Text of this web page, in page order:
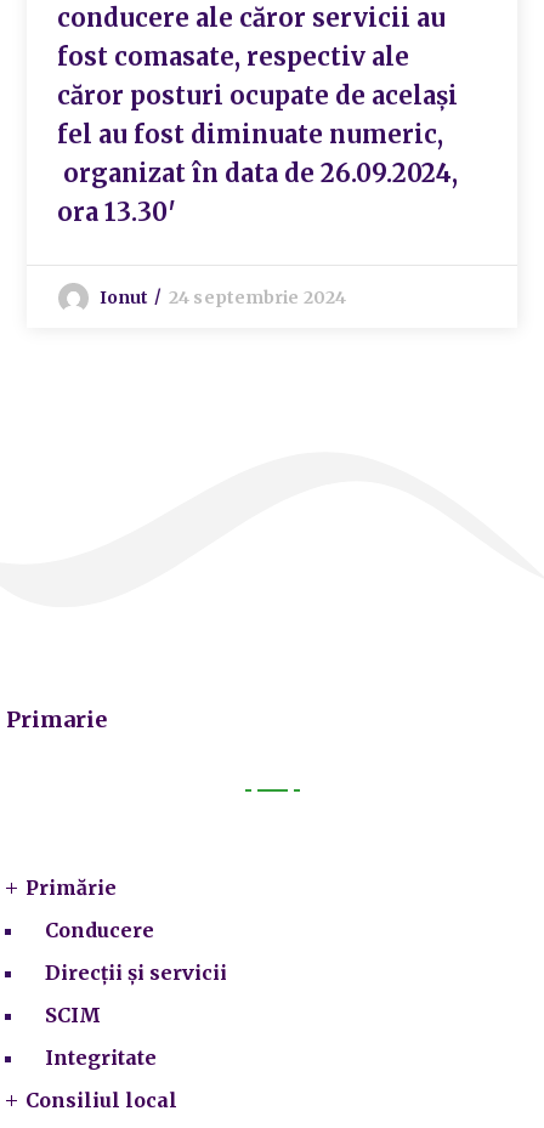
conducere ale căror servicii au
fost comasate, respectiv ale
căror posturi ocupate de același
fel au fost diminuate numeric,
organizat în data de 26.09.2024,
ora 13.30′
Ionut 24 septembrie 2024
Primarie
Primărie
Conducere
Direcții și servicii
SCIM
Integritate
Consiliul local